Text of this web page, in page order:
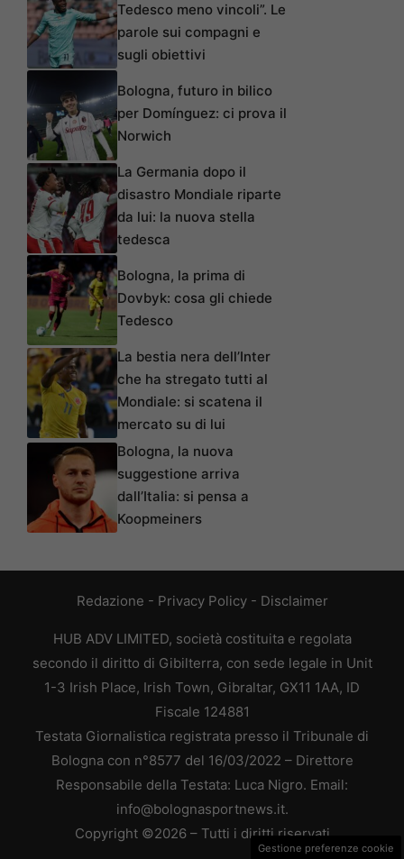
Tedesco meno vincoli”. Le
parole sui compagni e
sugli obiettivi
Bologna, futuro in bilico
per Domínguez: ci prova il
Norwich
La Germania dopo il
disastro Mondiale riparte
da lui: la nuova stella
tedesca
Bologna, la prima di
Dovbyk: cosa gli chiede
Tedesco
La bestia nera dell’Inter
che ha stregato tutti al
Mondiale: si scatena il
mercato su di lui
Bologna, la nuova
suggestione arriva
dall’Italia: si pensa a
Koopmeiners
Redazione - Privacy Policy- Disclaimer
HUB ADV LIMITED, società costituita e regolata
secondo il diritto di Gibilterra, con sede legale in Unit
1-3 Irish Place, Irish Town, Gibraltar, GX11 1AA, ID
Fiscale 124881
Testata Giornalistica registrata presso il Tribunale di
Bologna con n°8577 del 16/03/2022 – Direttore
Responsabile della Testata: Luca Nigro. Email:
info@bolognasportnews.it.
Copyright ©2026 – Tutti i diritti riservati
Gestione preferenze cookie